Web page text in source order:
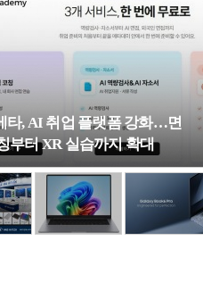
타, AI 취업 플랫폼 강화…면
부터 XR 실습까지 확대